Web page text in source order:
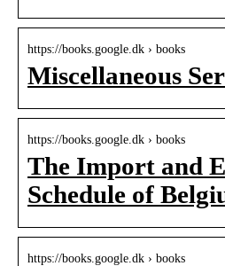
https://books.google.dk › books
Miscellaneous
https://books.google.dk › books
The Import and
Schedule of
https://books.google.dk › books